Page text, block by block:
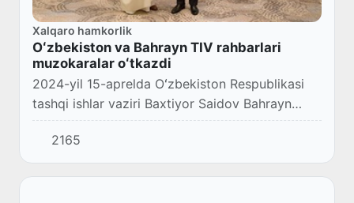
Xalqaro hamkorlik
Oʻzbekiston va Bahrayn TIV rahbarlari
muzokaralar oʻtkazdi
2024-yil 15-aprelda Oʻzbekiston Respublikasi
tashqi ishlar vaziri Baxtiyor Saidov Bahrayn
tashqi ishlar vaziri Abdullatif bin Rashid al-
Zayani bilan uchrashdi.
2165